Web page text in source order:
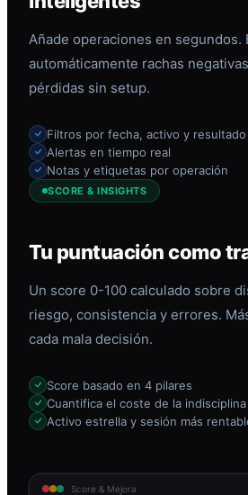
Añade operaciones en segundos.
automáticamente rachas
pérdidas sin setup.
Filtros por fecha, activo y resultado
Alertas en tiempo real
Notas y etiquetas por operación
SCORE & INSIGHTS
Tu puntuación como
Un score 0-100 calculado sobre
riesgo, consistencia y errores.
cada mala decisión.
Score basado en 4 pilares
Cuantifica el coste de la indisciplina
Activo estrella y sesión más
Score & Mejora